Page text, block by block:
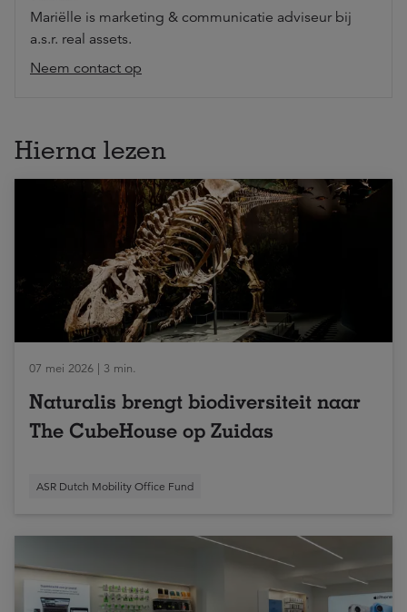
Mariëlle is marketing & communicatie adviseur bij
a.s.r. real assets.
Neem contact op
Hierna lezen
07 mei 2026 | 3 min.
Naturalis brengt biodiversiteit naar
The CubeHouse op Zuidas
ASR Dutch Mobility Office Fund